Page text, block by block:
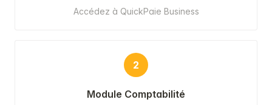
Accédez à QuickPaie Business
2
Module Comptabilité